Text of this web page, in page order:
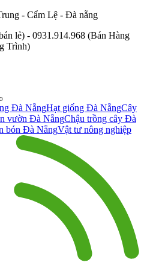
- Cẩm Lệ - Đà nẵng
lẻ) - 0931.914.968 (Bán Hàng
Trình)
Đà NẵngHạt giống Đà NẵngCây
vườn Đà NẵngChậu trồng cây Đà
bón Đà NẵngVật tư nông nghiệp